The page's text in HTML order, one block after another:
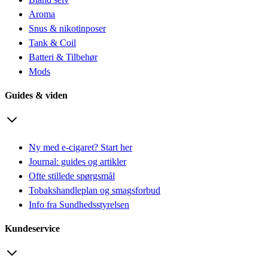
Aroma
Snus & nikotinposer
Tank & Coil
Batteri & Tilbehør
Mods
Guides & viden
Ny med e-cigaret? Start her
Journal: guides og artikler
Ofte stillede spørgsmål
Tobakshandleplan og smagsforbud
Info fra Sundhedsstyrelsen
Kundeservice